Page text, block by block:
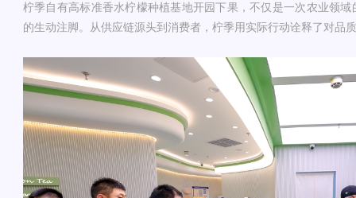
柠季自有高标准香水柠檬种植基地开园下果，不仅是一次农业领
的生动注脚。从供应链源头到消费者，柠季用实际行动诠释了对品